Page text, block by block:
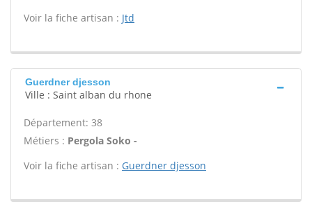
Voir la fiche artisan : Jtd
Guerdner djesson
Ville : Saint alban du rhone
Département: 38
Métiers : Pergola Soko -
Voir la fiche artisan : Guerdner djesson